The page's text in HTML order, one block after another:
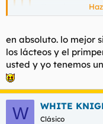
¿Que planes
Beber hasta morir.
PD: Si el sabado
Representa usted a la
de piña.
en absoluto. lo mejor
los lácteos y el
usted y yo tenemos
W WHITE
Clásico